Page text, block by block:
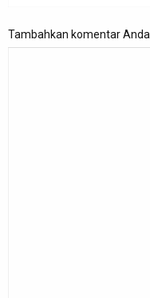
Tambahkan komentar Anda